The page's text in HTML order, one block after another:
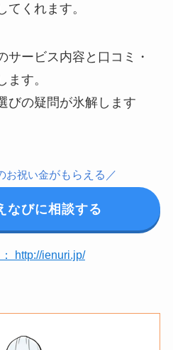
てくれます。
サービス内容と口コミ・
す。
びの疑問が氷解します
お祝い金がもらえる／
なびに相談する
http://ienuri.jp/